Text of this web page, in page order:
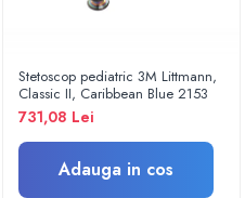
Filtre antibacteriene
Alte dispozitive respiratorii
Clesti nazali
Investigare si diagnostic
Dermatoscoape
Audiometre
Stetoscop pediatric 3M Littmann,
Classic II, Caribbean Blue 2153
731,08 Lei
Adauga in cos